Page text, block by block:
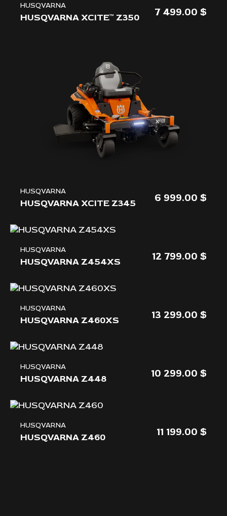
HUSQVARNA
HUSQVARNA XCITE™ Z350 7 499.00
HUSQVARNA
HUSQVARNA XCITE Z345 6 999.00
HUSQVARNA
HUSQVARNA Z454XS 12 799.00
HUSQVARNA
HUSQVARNA Z460XS 13 299.00
HUSQVARNA
HUSQVARNA Z448 10 299.00
HUSQVARNA
HUSQVARNA Z460 11 199.00